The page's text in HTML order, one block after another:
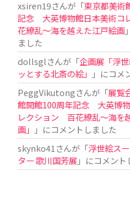
xsiren19さんが「東京都美術
記念 大英博物館日本美術コ
花繚乱～海を越えた江戸絵画
ました
dollsglさんが「企画展「浮
ッとする北斎の絵」
」にコメ
PeggVikutongさんが「展覧
館開館100周年記念 大英博
レクション 百花繚乱〜海を
画」
」にコメントしました
skynko41 さんが「浮世絵ス
ター 歌川国芳展 」にコメント